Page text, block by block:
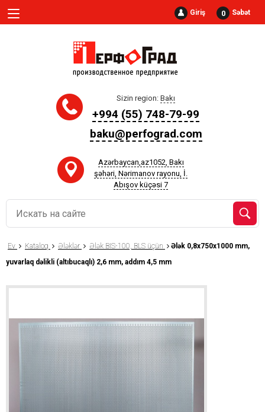
Giriş 0 Səbət
Sizin region: Bakı
+994 (55) 748-79-99
baku@perfograd.com
Azərbaycan,az1052, Bakı
şəhəri, Nərimanov rayonu, İ.
Abışov küçəsi 7
Ev Kataloq Ələklər Ələk BIS-100, BLS üçün
Ələk 0,8x750x1000 mm,
yuvarlaq dəlikli (altıbucaqlı) 2,6 mm, addım 4,5 mm